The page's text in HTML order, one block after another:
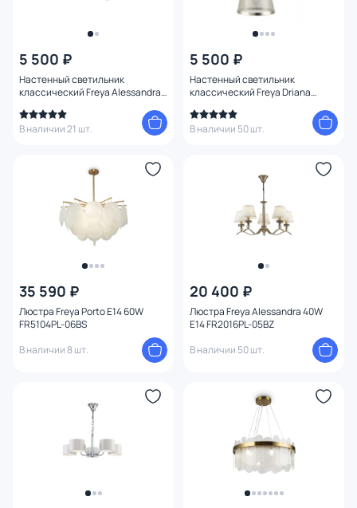
5 500 ₽
Настенный светильник
классический Freya Alessandra
В наличии 21 шт.
5 500 ₽
Настенный светильник
классический Freya Driana
В наличии 50 шт.
35 590 ₽
Люстра Freya Porto E14 60W
FR5104PL-06BS
В наличии 8 шт.
20 400 ₽
Люстра Freya Alessandra 40W
E14 FR2016PL-05BZ
В наличии 50 шт.